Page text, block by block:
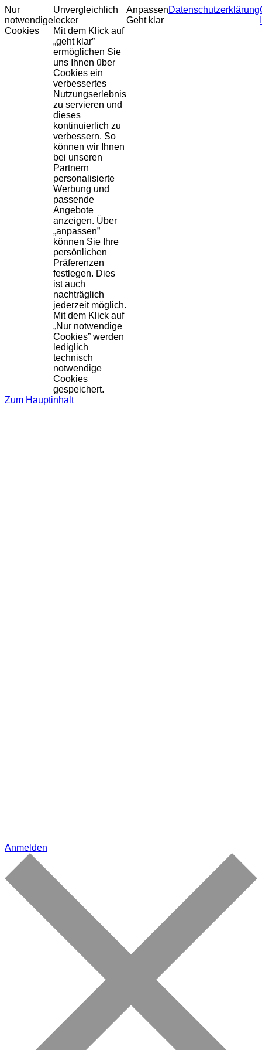
Nur
notwendige
Cookies
Unvergleichlich
lecker
Mit dem Klick auf
„geht klar”
ermöglichen Sie
uns Ihnen über
Cookies ein
verbessertes
Nutzungserlebnis
zu servieren und
dieses
kontinuierlich zu
verbessern. So
können wir Ihnen
bei unseren
Partnern
personalisierte
Werbung und
passende
Angebote
anzeigen. Über
„anpassen”
können Sie Ihre
persönlichen
Präferenzen
festlegen. Dies
ist auch
nachträglich
jederzeit möglich.
Mit dem Klick auf
„Nur notwendige
Cookies” werden
lediglich
technisch
notwendige
Cookies
gespeichert.
Anpassen
Geht klar
Datenschutzerklärung
Zum Hauptinhalt
Anmelden